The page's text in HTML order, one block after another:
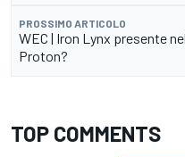
PROSSIMO ARTICOLO
WEC | Iron Lynx presente
Proton?
TOP COMMENTS